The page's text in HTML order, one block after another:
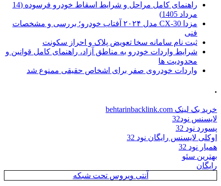
راهنمای کامل مراحل و شرایط اسقاط خودرو فرسوده (14
مرداد 1405)
مزدا CX-30 مدل ۲۰۲۴ آفتاب خودرو؛ بررسی و مشخصات
فنی
ثبت نام سامانه سخا تعویض پلاک و احراز سکونت
شرایط واردات خودرو به مناطق آزاد، راهنمای کامل قوانین و
محدودیت ها
واردات خودروی صفر برای اشخاص حقیقی ممنوع شد
.
خرید بک لینک behtarinbacklink.com
لایسنس نود32
پسورد نود 32
اوکلی لایسنس رایگان نود 32
همیار نود 32
بهترین سئو
رایگان
آنتی ویروس تحت شبکه